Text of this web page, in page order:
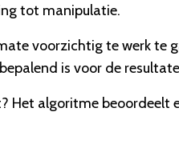
tot manipulatie.
voorzichtig te werk te
is voor de
Het algoritme